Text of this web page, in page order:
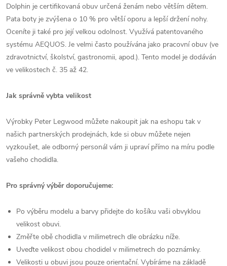
Dolphin je certifikovaná obuv určená ženám nebo větším dětem.
Pata boty je zvýšena o 10 % pro větší oporu a lepší držení nohy.
Oceníte ji také pro její velkou odolnost. Využívá patentovaného
systému AEQUOS. Je velmi často používána jako pracovní obuv (ve
zdravotnictví, školství, gastronomii, apod.). Tento model je dodáván
ve velikostech č. 35 až 42.
Jak správně vybta velikost
Výrobky Peter Legwood můžete nakoupit jak na eshopu tak v
našich partnerských prodejnách, kde si obuv můžete nejen
vyzkoušet, ale odborný personál vám ji upraví přímo na míru podle
vašeho chodidla.
Pro správný výběr doporučujeme:
Po výběru modelu a barvy přidejte do košíku vaši obvyklou
velikost obuvi.
Změřte obě chodidla v milimetrech dle obrázku níže.
Uveďte velikost obou chodidel v milimetrech do poznámky.
Velikosti u obuvi jsou pouze orientační. Vybíráme na základě